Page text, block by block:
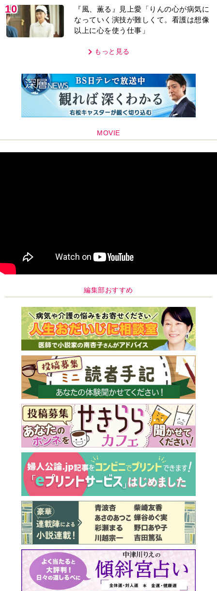
10
『風、薫る』見上愛「りんの心が病気に
なっていく演技が難しくて。看護は想像
以上に心を使う仕事」
もっと見る
MOVIE
編集部おすすめ